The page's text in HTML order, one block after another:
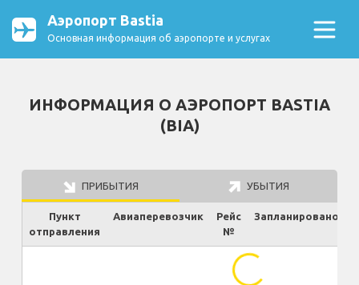
Аэропорт Bastia
Основная информация об аэропорте и услугах
ИНФОРМАЦИЯ О АЭРОПОРТ BASTIA
(BIA)
ПРИБЫТИЯ УБЫТИЯ
Пункт
отправления
Авиаперевозчик
Рейс
№
Запланировано
...